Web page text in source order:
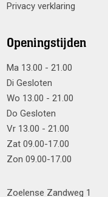
Privacy verklaring
Openingstijden
Ma 13.00 - 21.00
Di Gesloten
Wo 13.00 - 21.00
Do Gesloten
Vr 13.00 - 21.00
Zat 09.00-17.00
Zon 09.00-17.00
Zoelense Zandweg 1